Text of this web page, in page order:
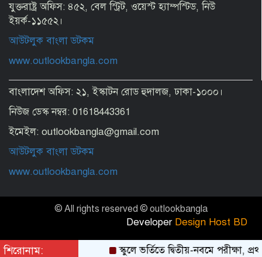
যুক্তরাষ্ট্র অফিস: ৪৫২, বেল স্ট্রিট, ওয়েস্ট হ্যাম্পস্টিড, নিউ
ইয়র্ক-১১৫৫২।
আউটলুক বাংলা ডটকম
www.outlookbangla.com
বাংলাদেশ অফিস: ২১, ইস্কাটন রোড হুদালজ, ঢাকা-১০০০।
নিউজ ডেস্ক নম্বর: 01618443361
ইমেইল: outlookbangla@gmail.com
আউটলুক বাংলা ডটকম
www.outlookbangla.com
শিরোনাম: স্কুলে ভর্তিতে দ্বিতীয়-নবমে পরীক্ষা, প্রথম
© All rights reserved © outlookbangla
Developer Design Host BD